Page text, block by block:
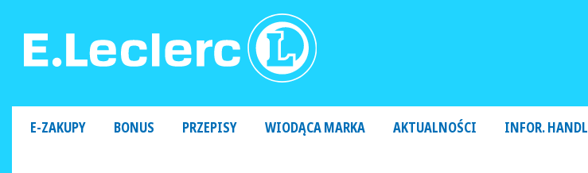
E-ZAKUPY BONUS PRZEPISY WIODĄCA MARKA AKTUALNOŚCI INFOR.